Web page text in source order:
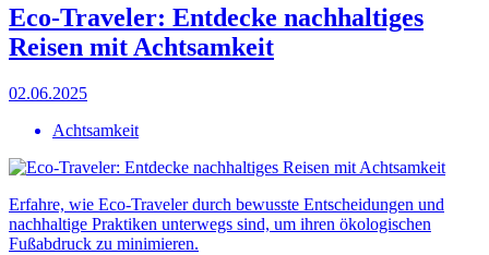
Eco-Traveler: Entdecke nachhaltiges
Reisen mit Achtsamkeit
02.06.2025
Achtsamkeit
Erfahre, wie Eco-Traveler durch bewusste Entscheidungen und
nachhaltige Praktiken unterwegs sind, um ihren ökologischen
Fußabdruck zu minimieren.